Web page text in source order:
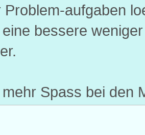
Problem-aufgaben
bessere
Spass bei den